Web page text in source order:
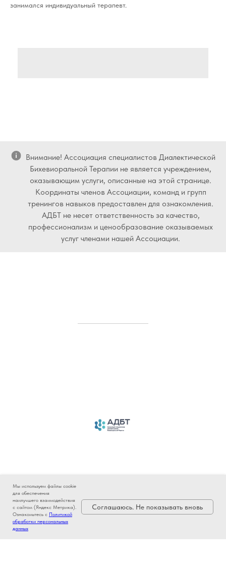
занимался индивидуальный терапевт.
Внимание! Ассоциация специалистов Диалектической
Бихевиоральной Терапии не является учреждением,
оказывающим услуги, описанные на этой странице.
Координаты членов Ассоциации, команд и групп
тренингов навыков предоставлен для ознакомления.
АДБТ не несет ответственность за качество,
профессионализм и ценообразование оказываемых
услуг членами нашей Ассоциации.
Мы используем файлы cookie
для обеспечения
наилучшего взаимодействия
с сайтом (Яндекс Метрика).
Ознакомьтесь с Политикой
обработки персональных
данных
Соглашаюсь. Не показывать вновь
Копирование материалов разрешено только с указанием источника
Политика в отношении обработки персональных данных
Согласие на обработку персональных данных
Уведомление об использовании файлов cookie
Публичная оферты для партнеров ООО "Робокасса"